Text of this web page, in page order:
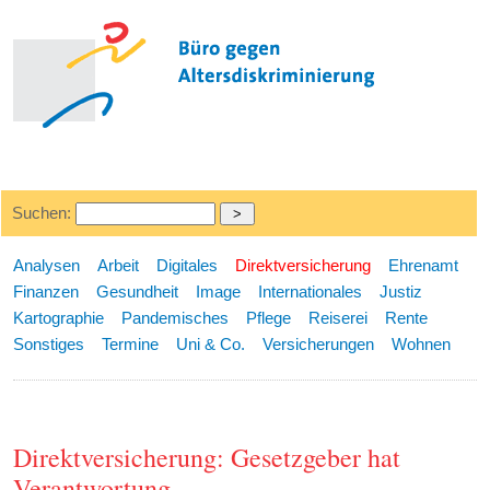
Suchen:
Analysen Arbeit Digitales Direktversicherung
Ehrenamt
Finanzen
Gesundheit Image Internationales
Justiz
Kartographie
Pandemisches Pflege Reiserei
Rente
Sonstiges
Termine Uni & Co. Versicherungen Wohnen
Direktversicherung: Gesetzgeber hat